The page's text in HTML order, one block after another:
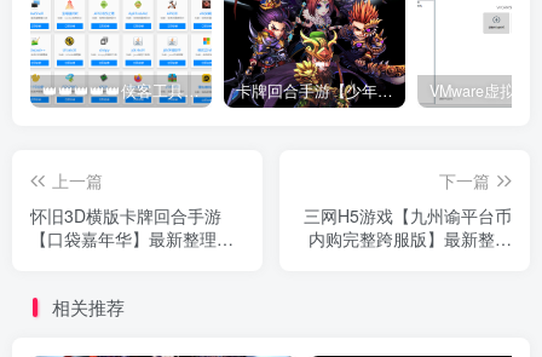
👑👑👑👑👑侠客工具箱移动版👑👑👑👑👑 卡牌回合手游【少年三国志红将版】最新整理Linux手工服务端+懒人助手+安卓客户端+GM后台+搭建教程
上一篇
怀旧3D横版卡牌回合手游
【口袋嘉年华】最新整理
理后台+GM授权后台+搭建
下一篇
三网H5游戏【九州谕平台币
内购完整跨服版】最新整理
相关推荐